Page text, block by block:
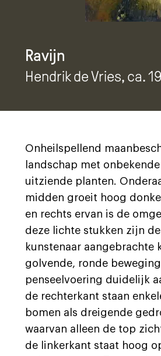
Ravijn
Hendrik de Vries, ca.
Onheilspellend
landschap met
uitziende planten.
midden groeit hoog
en rechts ervan is de
deze lichte stukken zijn
kunstenaar aangebrachte
golvende, ronde
penseelvoering duidelijk
de rechterkant staan
bomen als dreigende
waarvan alleen de top
de linkerkant staat hoog